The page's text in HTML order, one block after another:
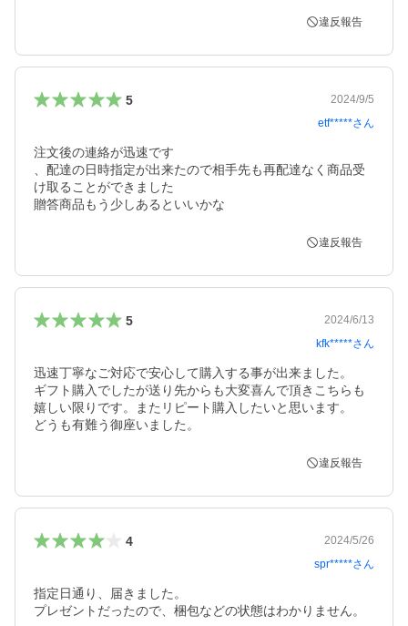
違反報告
5
2024/9/5
etf*****さん
注文後の連絡が迅速です
、配達の日時指定が出来たので相手先も再配達なく商品受
け取ることができました
贈答商品もう少しあるといいかな
違反報告
5
2024/6/13
kfk*****さん
迅速丁寧なご対応で安心して購入する事が出来ました。
ギフト購入でしたが送り先からも大変喜んで頂きこちらも
嬉しい限りです。またリピート購入したいと思います。
どうも有難う御座いました。
違反報告
4
2024/5/26
spr*****さん
指定日通り、届きました。
プレゼントだったので、梱包などの状態はわかりません。